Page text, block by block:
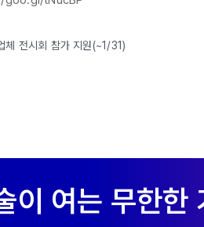
전시회 참가 지원(~1/31)